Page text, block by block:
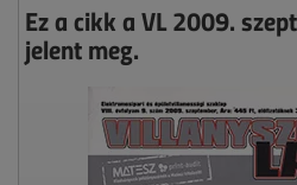
Ez a cikk a VL 2009.
jelent meg.